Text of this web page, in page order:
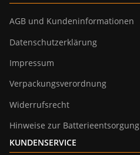
AGB und Kundeninformationen
Datenschutzerklärung
Impressum
Verpackungsverordnung
Widerrufsrecht
Hinweise zur Batterieentsorgung
KUNDENSERVICE